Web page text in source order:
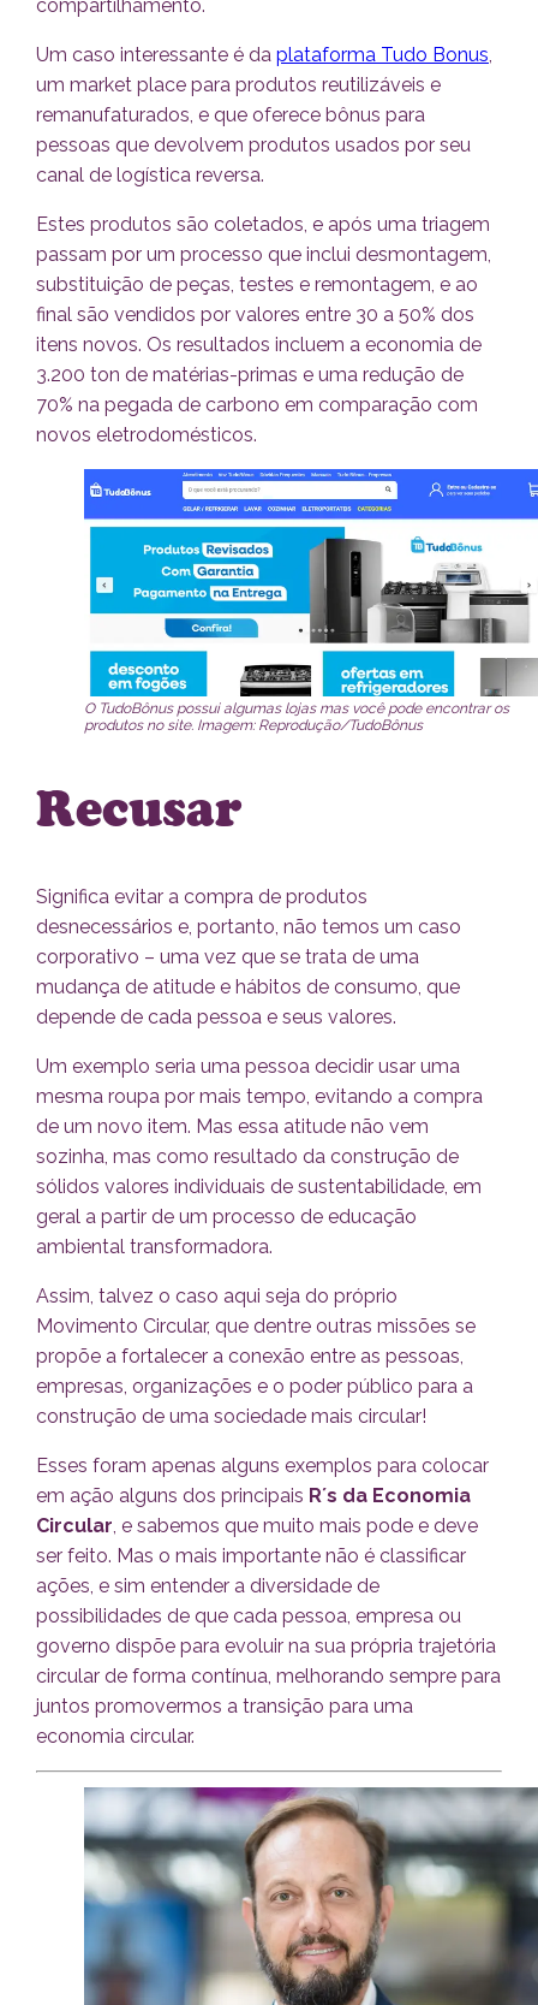
compartilhamento.
Um caso interessante é da plataforma Tudo Bonus,
um market place para produtos reutilizáveis e
remanufaturados, e que oferece bônus para
pessoas que devolvem produtos usados por seu
canal de logística reversa.
Estes produtos são coletados, e após uma triagem
passam por um processo que inclui desmontagem,
substituição de peças, testes e remontagem, e ao
final são vendidos por valores entre 30 a 50% dos
itens novos. Os resultados incluem a economia de
3.200 ton de matérias-primas e uma redução de
70% na pegada de carbono em comparação com
novos eletrodomésticos.
O TudoBônus possui algumas lojas mas você pode encontrar os
produtos no site. Imagem: Reprodução/TudoBônus
Recusar
Significa evitar a compra de produtos
desnecessários e, portanto, não temos um caso
corporativo – uma vez que se trata de uma
mudança de atitude e hábitos de consumo, que
depende de cada pessoa e seus valores.
Um exemplo seria uma pessoa decidir usar uma
mesma roupa por mais tempo, evitando a compra
de um novo item. Mas essa atitude não vem
sozinha, mas como resultado da construção de
sólidos valores individuais de sustentabilidade, em
geral a partir de um processo de educação
ambiental transformadora.
Assim, talvez o caso aqui seja do próprio
Movimento Circular, que dentre outras missões se
propõe a fortalecer a conexão entre as pessoas,
empresas, organizações e o poder público para a
construção de uma sociedade mais circular!
Esses foram apenas alguns exemplos para colocar
em ação alguns dos principais R´s da Economia
Circular, e sabemos que muito mais pode e deve
ser feito. Mas o mais importante não é classificar
ações, e sim entender a diversidade de
possibilidades de que cada pessoa, empresa ou
governo dispõe para evoluir na sua própria trajetória
circular de forma contínua, melhorando sempre para
juntos promovermos a transição para uma
economia circular.